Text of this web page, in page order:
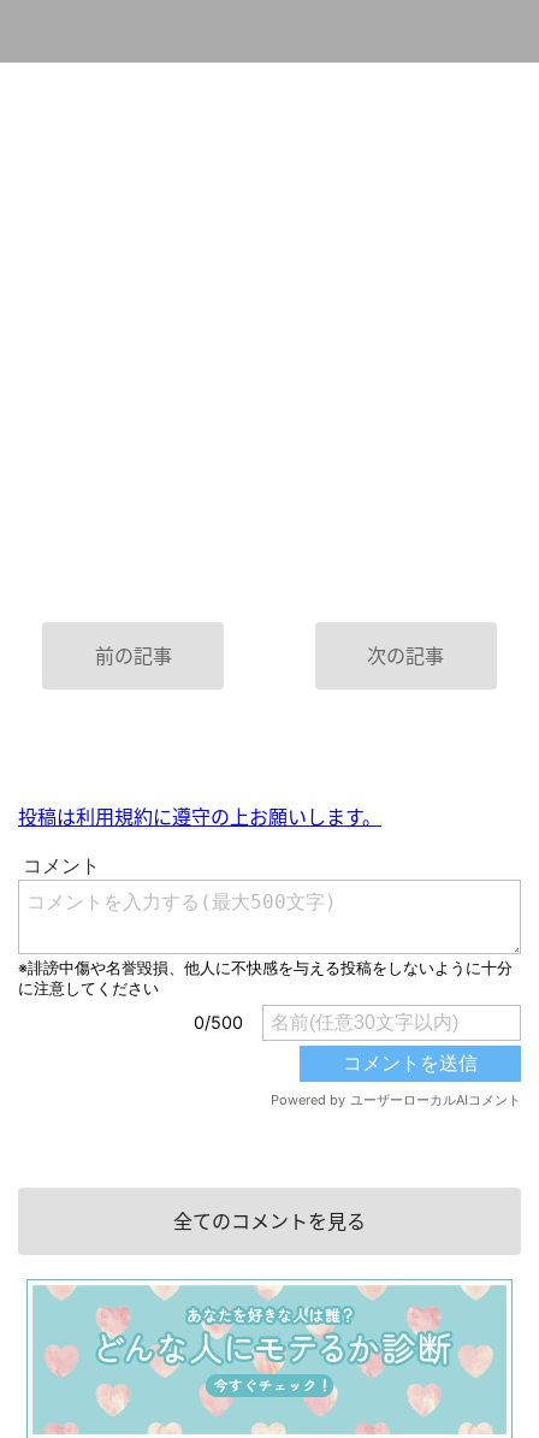
前の記事 次の記事
投稿は利用規約に遵守の上お願いします。
全てのコメントを見る